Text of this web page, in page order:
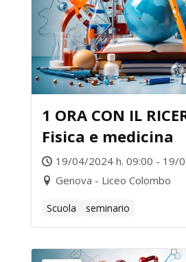
1 ORA CON IL
Fisica e medicina
19/04/2024 h. 09:00 - 19/
Genova - Liceo Colombo
Scuola seminario